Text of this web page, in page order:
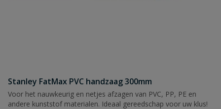
Stanley FatMax PVC handzaag 300mm
Voor het nauwkeurig en netjes afzagen van PVC, PP, PE en
andere kunststof materialen. Ideaal gereedschap voor uw klus!